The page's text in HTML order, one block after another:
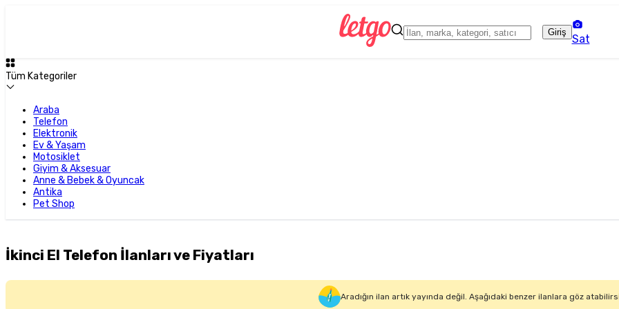
Giriş
Sat
Tüm Kategoriler
Araba
Telefon
Elektronik
Ev & Yaşam
Motosiklet
Giyim & Aksesuar
Anne & Bebek & Oyuncak
Antika
Pet Shop
İkinci El Telefon İlanları ve Fiyatları
Aradığın ilan artık yayında değil. Aşağıdaki benzer ilanlara göz